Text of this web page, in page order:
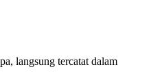
langsung tercatat dalam